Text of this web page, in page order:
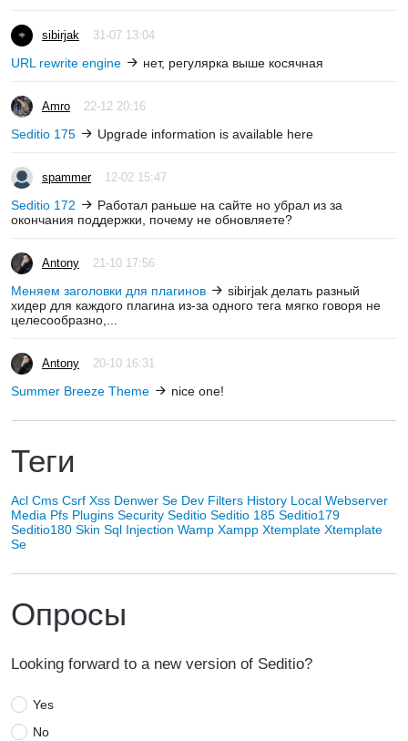
sibirjak 31-07 13:04
URL rewrite engine нет, регулярка выше косячная
Amro 22-12 20:16
Seditio 175 Upgrade information is available here
spammer 12-02 15:47
Seditio 172
Работал раньше на сайте но убрал из за
окончания поддержки, почему не обновляете?
Antony 21-10 17:56
Меняем заголовки для плагинов
sibirjak делать разный
хидер для каждого плагина из-за одного тега мягко говоря не
целесообразно,...
Antony 20-10 16:31
Summer Breeze Theme nice one!
Теги
Acl Cms Csrf Xss Denwer Se Dev Filters History Local Webserver
Media Pfs Plugins Security Seditio Seditio 185 Seditio179
Seditio180 Skin Sql Injection Wamp Xampp Xtemplate Xtemplate
Se
Опросы
Looking forward to a new version of Seditio?
Yes
No